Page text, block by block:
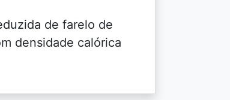
de farelo de
densidade calórica